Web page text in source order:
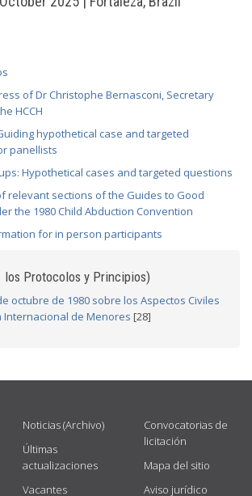
of Dr Christophe Bernasconi, Secretary
HCCH
hypothetical case and targeted
panellists
Hypothetical cases and targeted questions
relevant sections of the Guides to Good
the 1980 Child Abduction Convention
for in person participants
los Protocolos y Principios)
octubre de 1980 sobre los Aspectos Civiles
Internacional de Menores [28]
Noticias (Archivo)
Últimas
actualizaciones
Vacantes
Convocatorias de
licitación
Mapa del sitio
Aviso jurídico